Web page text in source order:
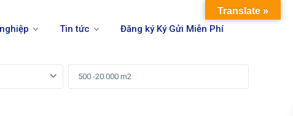
Tin tức Đăng ký Ký Gửi Miễn Phí
Translate »